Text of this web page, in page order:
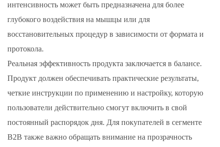
интенсивность может быть предназначена для более
глубокого воздействия на мышцы или для
восстановительных процедур в зависимости от формата и
протокола.
Реальная эффективность продукта заключается в балансе.
Продукт должен обеспечивать практические результаты,
четкие инструкции по применению и настройку, которую
пользователи действительно смогут включить в свой
постоянный распорядок дня. Для покупателей в сегменте
B2B также важно обращать внимание на прозрачность